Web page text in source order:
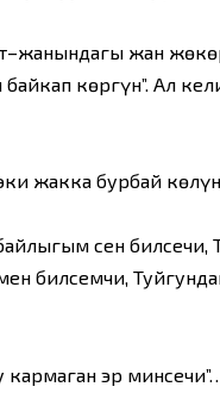
жан
көргүн”. Ал
жакка бурбай
сен билсеңчи,
билсемчи,
кармаган эр минсечи”…